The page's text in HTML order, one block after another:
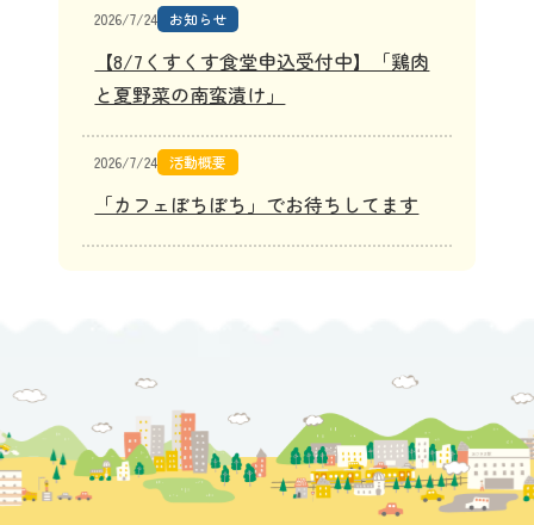
2026/7/24 お知らせ
【8/7くすくす食堂申込受付中】「鶏肉
と夏野菜の南蛮漬け」
2026/7/24 活動概要
「カフェぼちぼち」でお待ちしてます